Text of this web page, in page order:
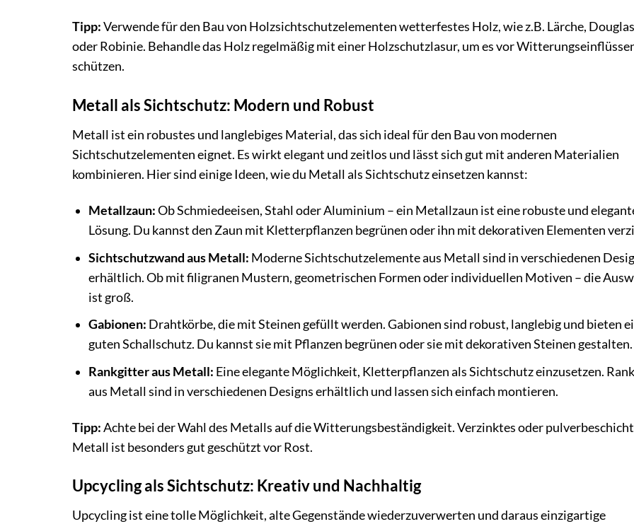
Tipp:Verwende für den Bau von Holzsichtschutzelementen wetterfestes Holz, wie z.B. Lärche,
oder Robinie. Behandle das Holz regelmäßig mit einer Holzschutzlasur, um es vor
schützen.
Metall als Sichtschutz: Modern und Robust
Metall ist ein robustes und langlebiges Material, das sich ideal für den Bau von modernen
Sichtschutzelementen eignet. Es wirkt elegant und zeitlos und lässt sich gut mit anderen Materialien
kombinieren. Hier sind einige Ideen, wie du Metall als Sichtschutz einsetzen kannst:
Metallzaun:Ob Schmiedeeisen, Stahl oder Aluminium – ein Metallzaun ist eine robuste und
Lösung. Du kannst den Zaun mit Kletterpflanzen begrünen oder ihn mit dekorativen Elementen
Sichtschutzwand aus Metall: Moderne Sichtschutzelemente aus Metall sind in verschiedenen
erhältlich. Ob mit filigranen Mustern, geometrischen Formen oder individuellen Motiven – die
ist groß.
Gabionen: Drahtkörbe, die mit Steinen gefüllt werden. Gabionen sind robust, langlebig und bieten
guten Schallschutz. Du kannst sie mit Pflanzen begrünen oder sie mit dekorativen Steinen gestalten.
Rankgitter aus Metall: Eine elegante Möglichkeit, Kletterpflanzen als Sichtschutz einzusetzen.
aus Metall sind in verschiedenen Designs erhältlich und lassen sich einfach montieren.
Tipp:Achte bei der Wahl des Metalls auf die Witterungsbeständigkeit. Verzinktes oder
Metall ist besonders gut geschützt vor Rost.
Upcycling als Sichtschutz: Kreativ und Nachhaltig
Upcycling ist eine tolle Möglichkeit, alte Gegenstände wiederzuverwerten und daraus einzigartige